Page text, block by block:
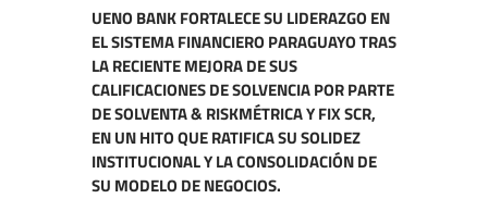
UENO BANK FORTALECE SU LIDERAZGO EN
EL SISTEMA FINANCIERO PARAGUAYO TRAS
LA RECIENTE MEJORA DE SUS
CALIFICACIONES DE SOLVENCIA POR PARTE
DE SOLVENTA & RISKMÉTRICA Y FIX SCR,
EN UN HITO QUE RATIFICA SU SOLIDEZ
INSTITUCIONAL Y LA CONSOLIDACIÓN DE
SU MODELO DE NEGOCIOS.